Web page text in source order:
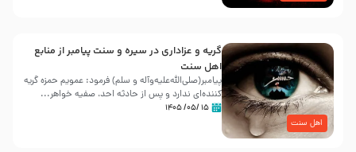
اهل سنت
گریه و عزاداری در سیره و سنت پیامبر از منابع
اهل سنت
پیامبر(صلی‌الله‌علیه‌وآله و سلم) فرمود: عمویم حمزه گریه
کننده‌ای ندارد و پس از حادثه احد، صفیه خواهر...
۱۵ /۰۵/ ۱۴۰۵